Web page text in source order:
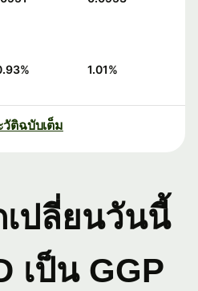
% 1.01%
วัติฉบับเต็ม
ปลี่ยนวันนี้
เป็น GGP